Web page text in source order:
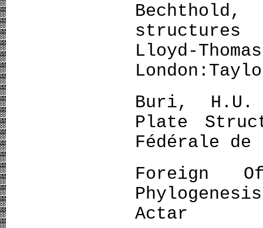
Lloyd-
Buri, H.U.
Plate
Fédérale de
Foreign
Actar